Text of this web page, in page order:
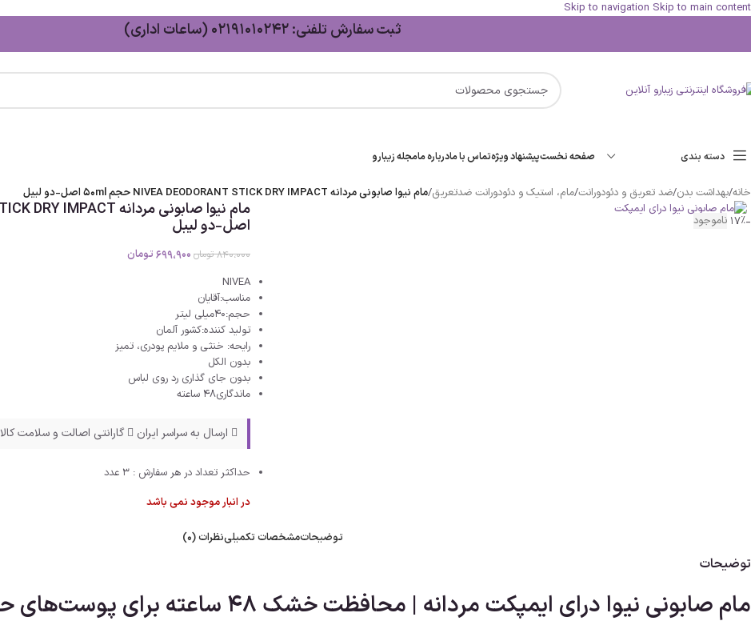
Skip to navigation Skip to main content
ثبت سفارش تلفنی: 02191010242 (ساعات اداری)
دسته بندی صفحه نخستپیشنهاد ویژهتماس با مادرباره مامجله زیبارو
خانه/بهداشت بدن/ضد تعریق و دئودورانت/مام، استیک و دئودورانت ضدتعریق/مام نیوا صابونی مردانه NIVEA DEODORANT STICK DRY IMPACT حجم 50ml اصل-دو لیبل
-17%
ناموجود اصل-دو لیبل
840،000 تومان 699،900 تومان
NIVEA
مناسب:آقایان
حجم:40میلی لیتر
تولید کننده:کشور آلمان
رایحه: خنثی و ملایم پودری، تمیز
بدون الکل
بدون جای گذاری رد روی لباس
ماندگاری48 ساعته
ارسال به سراسر ایران گارانتی اصالت و سلامت کالا
حداکثر تعداد در هر سفارش : 3 عدد
در انبار موجود نمی باشد
توضیحاتمشخصات تکمیلینظرات (0)
توضیحات
مام صابونی نیوا درای ایمپکت مردانه | محافظت خشک ۴۸ ساعته برای پوست‌های حساس